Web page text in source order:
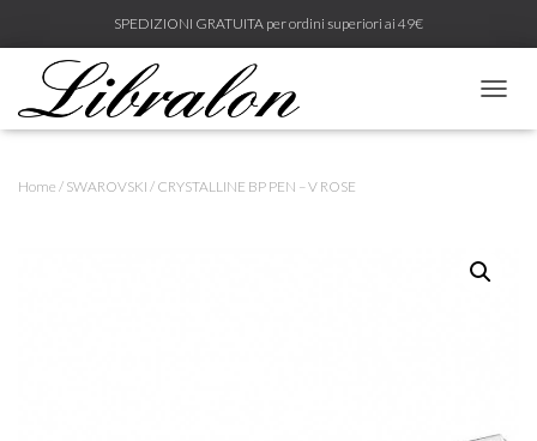
SPEDIZIONI GRATUITA per ordini superiori ai 49€
A
Home / SWAROVSKI / CRYSTALLINE BP PEN – V ROSE